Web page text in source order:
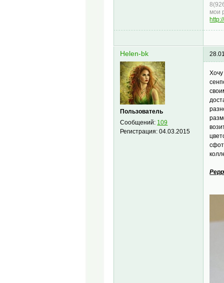
мои
Helen-bk
Пользователь
Сообщений: 109
Регистрация:04.03.2015